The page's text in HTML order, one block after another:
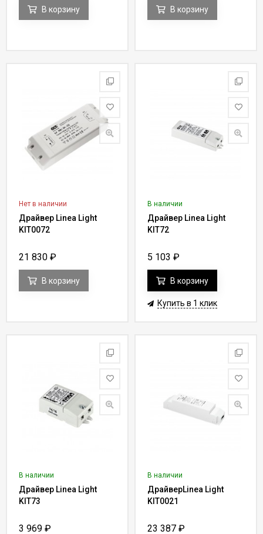
В корзину В корзину
Нет в наличии
Драйвер Linea Light
KIT0072
21 830 ₽
В корзину
В наличии
Драйвер Linea Light
KIT72
5 103 ₽
В корзину
Купить в 1 клик
В наличии
Драйвер Linea Light
KIT73
3 969 ₽
В наличии
ДрайверLinea Light
KIT0021
23 387 ₽